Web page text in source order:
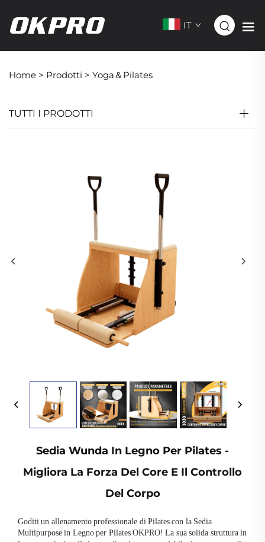
IT
Home > Prodotti > Yoga＆Pilates
TUTTI I PRODOTTI
Sedia Wunda In Legno Per Pilates -
Migliora La Forza Del Core E Il Controllo
Del Corpo
Goditi un allenamento professionale di Pilates con la Sedia
Multipurpose in Legno per Pilates OKPRO! La sua solida struttura in